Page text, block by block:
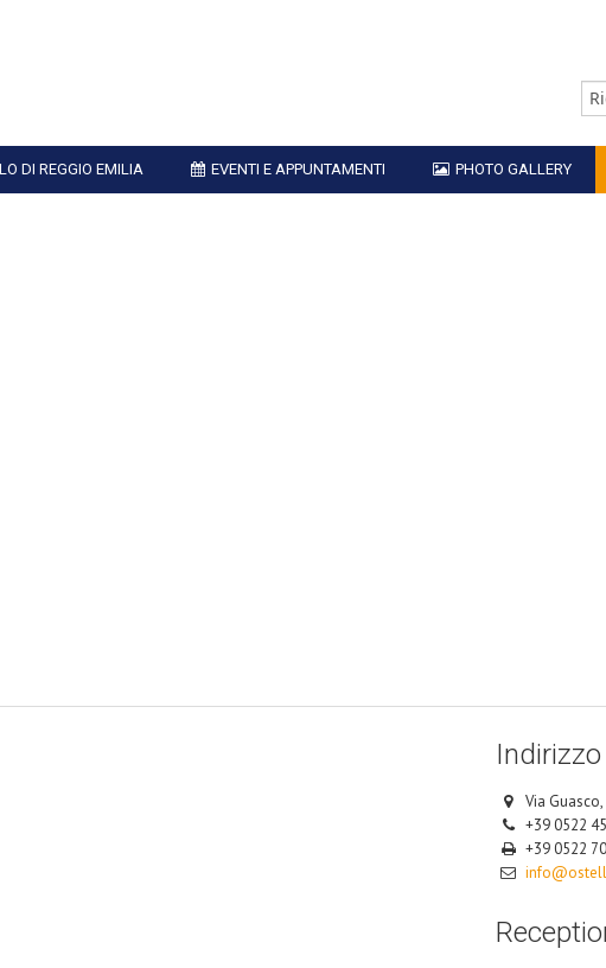
DI REGGIO EMILIA EVENTI E APPUNTAMENTI PHOTO GALLERY
Indirizzo
Via
+39 0522
+39 0522